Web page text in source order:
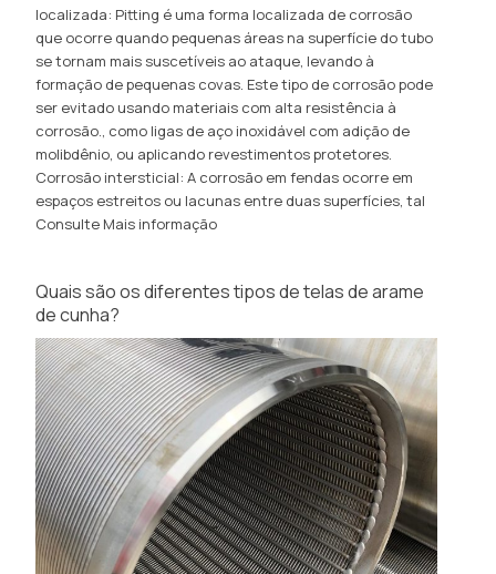
localizada: Pitting é uma forma localizada de corrosão
que ocorre quando pequenas áreas na superfície do tubo
se tornam mais suscetíveis ao ataque, levando à
formação de pequenas covas. Este tipo de corrosão pode
ser evitado usando materiais com alta resistência à
corrosão., como ligas de aço inoxidável com adição de
molibdênio, ou aplicando revestimentos protetores.
Corrosão intersticial: A corrosão em fendas ocorre em
espaços estreitos ou lacunas entre duas superfícies, tal
Consulte Mais informação
Quais são os diferentes tipos de telas de arame
de cunha?